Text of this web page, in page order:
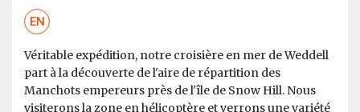
EN
Véritable expédition, notre croisière en mer de Weddell
part à la découverte de l'aire de répartition des
Manchots empereurs près de l'île de Snow Hill. Nous
visiterons la zone en hélicoptère et verrons une variété